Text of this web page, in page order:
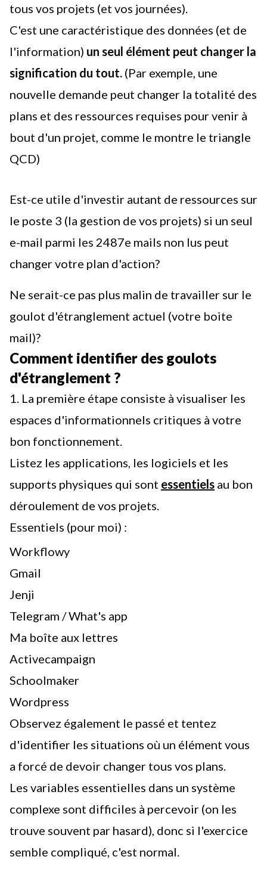
tous vos projets (et vos journées).
C'est une caractéristique des données (et de
l'information) un seul élément peut changer la
signification du tout. (Par exemple, une
nouvelle demande peut changer la totalité des
plans et des ressources requises pour venir à
bout d'un projet, comme le montre le triangle
QCD)
Est-ce utile d'investir autant de ressources sur
le poste 3 (la gestion de vos projets) si un seul
e-mail parmi les 2487e mails non lus peut
changer votre plan d'action?
Ne serait-ce pas plus malin de travailler sur le
goulot d'étranglement actuel (votre boite
mail)?
Comment identifier des goulots
d'étranglement ?
1. La première étape consiste à visualiser les
espaces d'informationnels critiques à votre
bon fonctionnement.
Listez les applications, les logiciels et les
supports physiques qui sont essentiels au bon
déroulement de vos projets.
Essentiels (pour moi) :
Workflowy
Gmail
Jenji
Telegram / What's app
Ma boîte aux lettres
Activecampaign
Schoolmaker
Wordpress
Observez également le passé et tentez
d'identifier les situations où un élément vous
a forcé de devoir changer tous vos plans.
Les variables essentielles dans un système
complexe sont difficiles à percevoir (on les
trouve souvent par hasard), donc si l'exercice
semble compliqué, c'est normal.